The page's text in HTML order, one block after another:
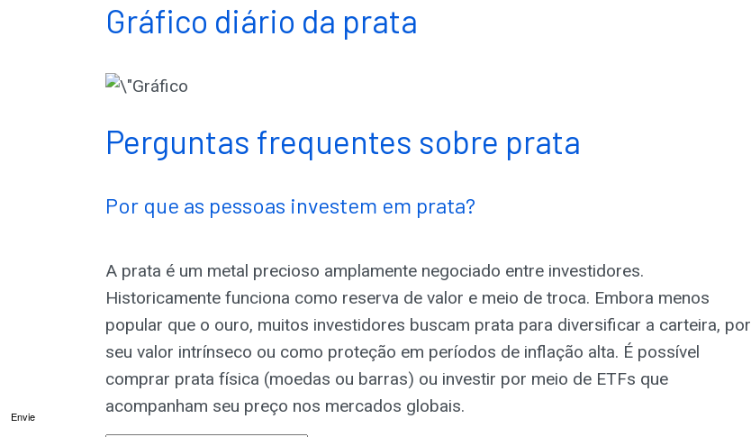
Gráfico diário da prata
Perguntas frequentes sobre prata
Por que as pessoas investem em prata?
A prata é um metal precioso amplamente negociado entre investidores.
Historicamente funciona como reserva de valor e meio de troca. Embora menos
popular que o ouro, muitos investidores buscam prata para diversificar a carteira, por
seu valor intrínseco ou como proteção em períodos de inflação alta. É possível
comprar prata física (moedas ou barras) ou investir por meio de ETFs que
acompanham seu preço nos mercados globais.
Envie